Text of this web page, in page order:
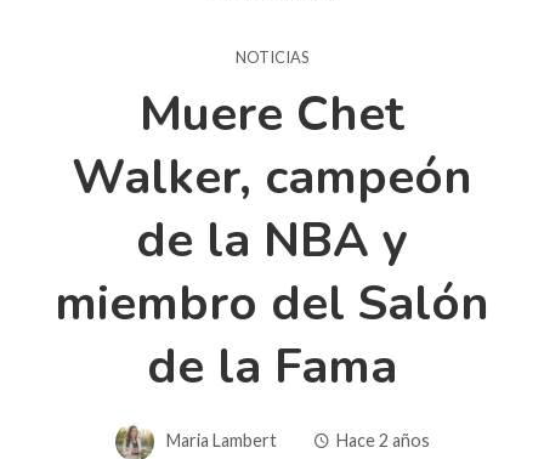
NOTICIAS
Muere Chet
Walker, campeón
de la NBA y
miembro del Salón
de la Fama
Maria Lambert Hace 2 años